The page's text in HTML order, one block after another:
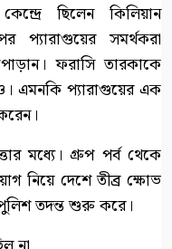
ছিলেন কিলিয়ান
প্যারাগুয়ের সমর্থকরা
ফরাসি তারকাকে
এমনকি প্যারাগুয়ের এক
মধ্যে। গ্রুপ পর্ব থেকে
নিয়ে দেশে তীব্র ক্ষোভ
পুলিশ তদন্ত শুরু করে।